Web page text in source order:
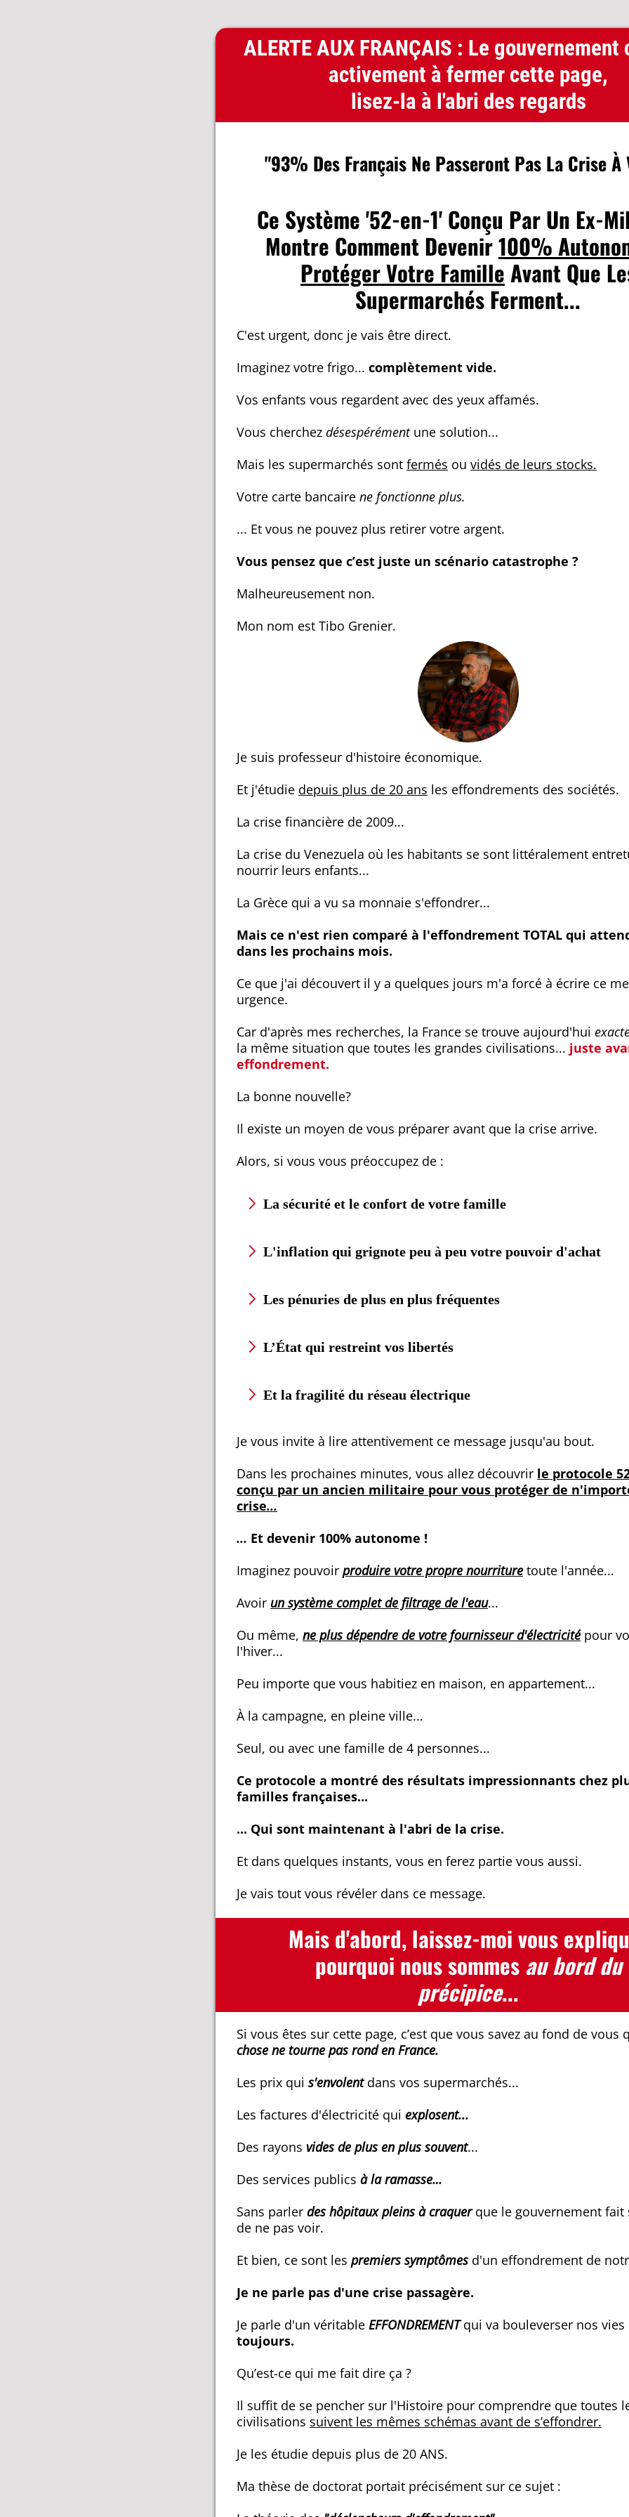
ALERTE AUX FRANÇAIS : Le gouvernement
activement à fermer cette page,
lisez-la à l'abri des regards
"93% Des Français Ne Passeront Pas La Crise
Ce Système '52-en-1' Conçu Par Un Ex-
Montre Comment Devenir100%
Protéger Votre Famille Avant Que
Supermarchés Ferment...
C'est urgent, donc je vais être direct.
Imaginez votre frigo... complètement vide.
Vos enfants vous regardent avec des yeux affamés.
Vous cherchez désespérémentune solution...
Mais les supermarchés sont fermés ou vidés de leurs stocks.
Votre carte bancaire ne fonctionne plus.
... Et vous ne pouvez plus retirer votre argent.
Vous pensez que c’est juste un scénario catastrophe ?
Malheureusement non.
Mon nom est Tibo Grenier.
Je suis professeur d'histoire économique.
Et j'étudie depuis plus de 20 ans les effondrements des sociétés.
La crise financière de 2009...
La crise du Venezuela où les habitants se sont littéralement
nourrir leurs enfants...
La Grèce qui a vu sa monnaie s'effondrer...
Mais ce n'est rien comparé à l'effondrement TOTAL qui
dans les prochains mois.
Ce que j'ai découvert il y a quelques jours m'a forcé à écrire ce
urgence.
Car d'après mes recherches, la France se trouve aujourd'hui
la même situation que toutes les grandes civilisations... juste
effondrement.
La bonne nouvelle?
Il existe un moyen de vous préparer avant que la crise arrive.
Alors, si vous vous préoccupez de :
La sécurité et le confort de votre famille
L'inflation qui grignote peu à peu votre pouvoir d'achat
Les pénuries de plus en plus fréquentes
L’État qui restreint vos libertés
Et la fragilité du réseau électrique
Je vous invite à lire attentivement ce message jusqu'au bout.
Dans les prochaines minutes, vous allez découvrir le protocole
conçu par un ancien militaire pour vous protéger de
crise...
... Et devenir 100% autonome !
Imaginez pouvoir produire votre propre nourrituretoute l'année...
Avoir un système complet de filtrage de l'eau...
Ou même, ne plus dépendre de votre fournisseur d'électricitépour
l'hiver...
Peu importe que vous habitiez en maison, en appartement...
À la campagne, en pleine ville...
Seul, ou avec une famille de 4 personnes...
Ce protocole a montré des résultats impressionnants chez
familles françaises...
... Qui sont maintenant à l'abri de la crise.
Et dans quelques instants, vous en ferez partie vous aussi.
Je vais tout vous révéler dans ce message.
Mais d'abord, laissez-moi vous
pourquoi nous sommes au bord du
précipice...
Si vous êtes sur cette page, c’est que vous savez au fond de vous
chose ne tourne pas rond en France.
Les prix qui s'envolentdans vos supermarchés...
Les factures d'électricité qui explosent...
Des rayons vides de plus en plus souvent...
Des services publics à la ramasse…
Sans parler des hôpitaux pleins à craquerque le gouvernement fait
de ne pas voir.
Et bien, ce sont les premiers symptômes d'un effondrement de
Je ne parle pas d'une crise passagère.
Je parle d'un véritable EFFONDREMENTqui va bouleverser nos vies
toujours.
Qu’est-ce qui me fait dire ça ?
Il suffit de se pencher sur l'Histoire pour comprendre que toutes
civilisations suivent les mêmes schémas avant de s’effondrer.
Je les étudie depuis plus de 20 ANS.
Ma thèse de doctorat portait précisément sur ce sujet :